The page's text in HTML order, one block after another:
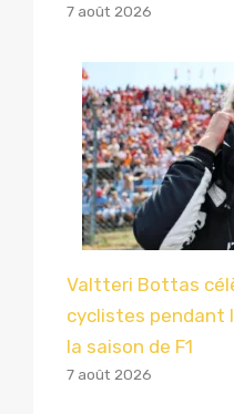
7 août 2026
Valtteri Bottas
cyclistes pendant
la saison de F1
7 août 2026